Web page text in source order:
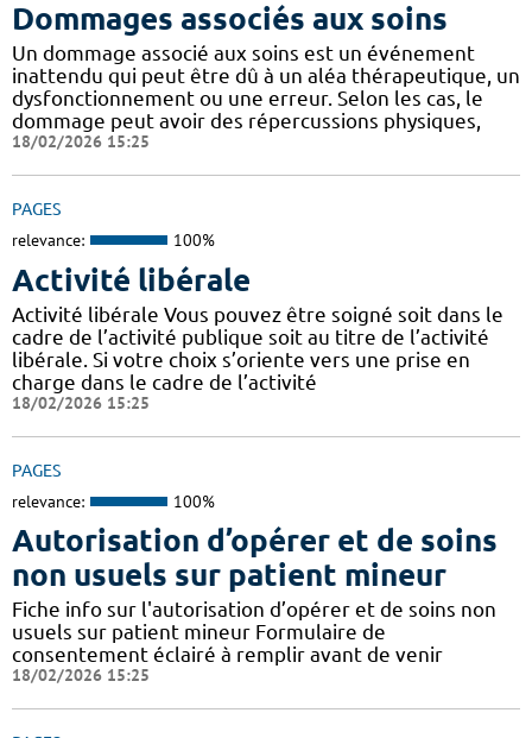
Dommages associés aux soins
Un dommage associé aux soins est un événement
inattendu qui peut être dû à un aléa thérapeutique, un
dysfonctionnement ou une erreur. Selon les cas, le
dommage peut avoir des répercussions physiques,
18/02/2026 15:25
PAGES
relevance: 100%
Activité libérale
Activité libérale Vous pouvez être soigné soit dans le
cadre de l’activité publique soit au titre de l’activité
libérale. Si votre choix s’oriente vers une prise en
charge dans le cadre de l’activité
18/02/2026 15:25
PAGES
relevance: 100%
Autorisation d’opérer et de soins
non usuels sur patient mineur
Fiche info sur l'autorisation d’opérer et de soins non
usuels sur patient mineur Formulaire de
consentement éclairé à remplir avant de venir
18/02/2026 15:25